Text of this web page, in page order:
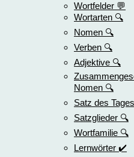
Wortfelder 💬
Wortarten 🔍
Nomen 🔍
Verben 🔍
Adjektive 🔍
Nomen 🔍
Satz des
Satzglieder 🔍
Wortfamilie 🔍
Lernwörter ✔️